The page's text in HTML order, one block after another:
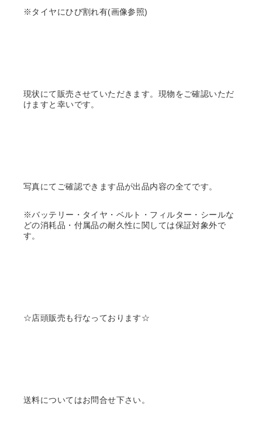
※タイヤにひび割れ有(画像参照)
現状にて販売させていただきます。現物をご確認いただ
けますと幸いです。
写真にてご確認できます品が出品内容の全てです。
※バッテリー・タイヤ・ベルト・フィルター・シールな
どの消耗品・付属品の耐久性に関しては保証対象外で
す。
☆店頭販売も行なっております☆
送料についてはお問合せ下さい。